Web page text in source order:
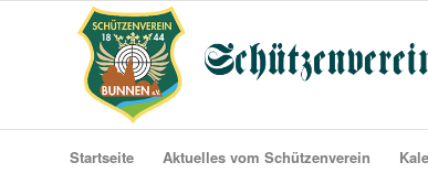
Startseite Aktuelles vom Schützenverein